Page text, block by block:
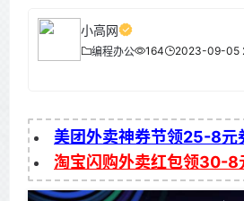
小高网
编程办公 164 2023-09-05
美团外卖神券节领25-8元
淘宝闪购外卖红包领30-8